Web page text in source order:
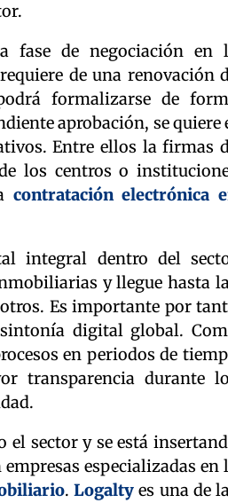
fase de negociación en
de una renovación
formalizarse de
aprobación, se quiere
Entre ellos la firmas
los centros o
contratación electrónica
integral dentro del
y llegue hasta
Es importante por
digital global.
en periodos de
transparencia durante
el sector y se está
especializadas en
.Logalty es una de